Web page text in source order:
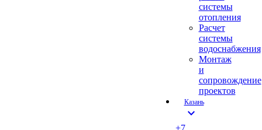
системы
отопления
Расчет
системы
водоснабжения
Монтаж
и
сопровождение
проектов
Казань
expand_more
+7